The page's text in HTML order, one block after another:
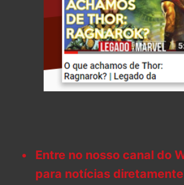
Entre no nosso canal do
para notícias